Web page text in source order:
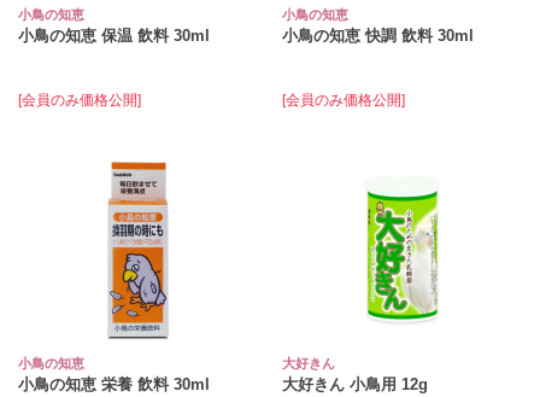
小鳥の知恵
小鳥の知恵 保温 飲料 30ml
[会員のみ価格公開]
小鳥の知恵
小鳥の知恵 快調 飲料 30ml
[会員のみ価格公開]
小鳥の知恵
小鳥の知恵 栄養 飲料 30ml
大好きん
大好きん 小鳥用 12g